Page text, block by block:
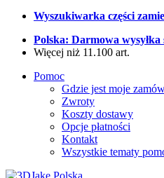
Wyszukiwarka części
Polska: Darmowa
Więcej niż 11.100 art.
Pomoc
Gdzie jest moje
Zwroty
Koszty dostawy
Opcje płatności
Kontakt
Wszystkie tematy